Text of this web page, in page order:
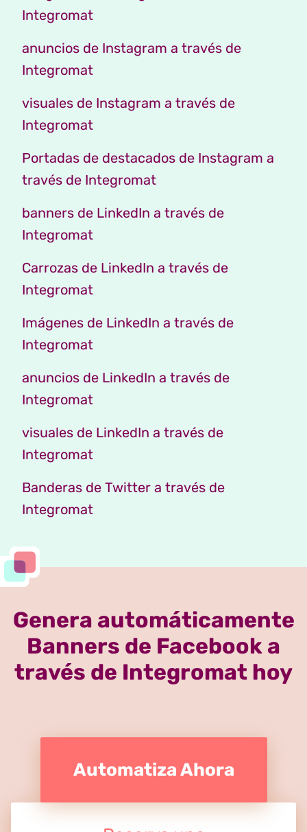
Integromat
anuncios de Instagram a través de
Integromat
visuales de Instagram a través de
Integromat
Portadas de destacados de Instagram a
través de Integromat
banners de LinkedIn a través de
Integromat
Carrozas de LinkedIn a través de
Integromat
Imágenes de LinkedIn a través de
Integromat
anuncios de LinkedIn a través de
Integromat
visuales de LinkedIn a través de
Integromat
Banderas de Twitter a través de
Integromat
Genera automáticamente
Banners de Facebook a
través de Integromat hoy
Automatiza Ahora